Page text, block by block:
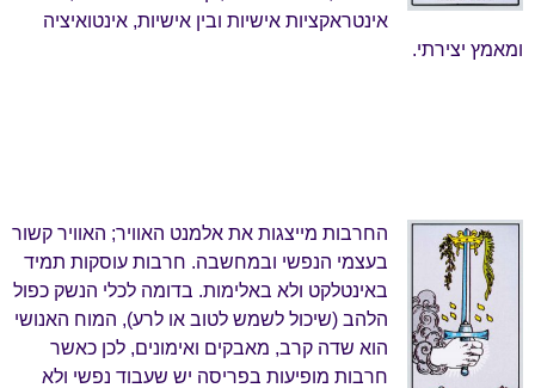
אינטראקציות אישיות ובין אישיות, אינטואיציה
ומאמץ יצירתי.
החרבות מייצגות את אלמנט האוויר; האוויר קשור
בעצמי הנפשי ובמחשבה. חרבות עוסקות תמיד
באינטלקט ולא באלימות. בדומה לכלי הנשק כפול
הלהב (שיכול לשמש לטוב או לרע), המוח האנושי
הוא שדה קרב, מאבקים ואימונים, לכן כאשר
חרבות מופיעות בפריסה יש שעבוד נפשי ולא